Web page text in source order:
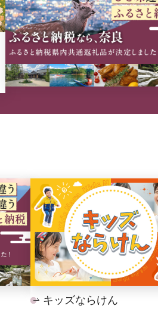
キッズならけん